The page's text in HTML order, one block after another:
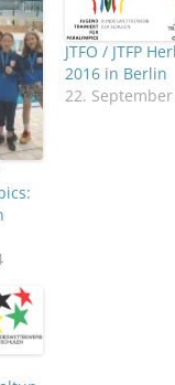
JTFO / JTFP
2016 in Berlin
22.